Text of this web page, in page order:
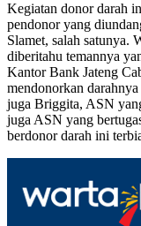
Kegiatan donor darah
pendonor yang
Slamet, salah satunya.
diberitahu temannya
Kantor Bank Jateng
mendonorkan
juga Briggita, ASN
juga ASN yang
berdonor darah ini